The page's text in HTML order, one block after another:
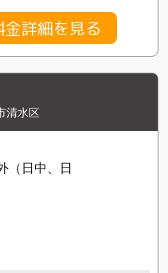
詳細を見る
清水区
（日中、日